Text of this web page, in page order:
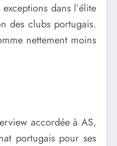
dans l’élite
des clubs portugais.
nettement moins
accordée à AS,
portugais pour ses